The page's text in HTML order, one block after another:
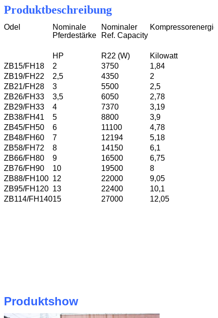
Produktbeschreibung
Odel
Nominale
Pferdestärke
Nominaler
Ref. Capacity
Kompressorenergie
HP R22 (W)
Kilowatt
ZB15/FH18
2 3750
1,84
ZB19/FH22
2,5 4350
2
ZB21/FH28
3 5500
2,5
ZB26/FH33
3,5 6050
2,78
ZB29/FH33
4 7370
3,19
ZB38/FH41
5 8800
3,9
ZB45/FH50
6 11100
4,78
ZB48/FH60
7 12194
5,18
ZB58/FH72
8 14150
6,1
ZB66/FH80
9 16500
6,75
ZB76/FH90
10 19500
8
ZB88/FH100 12 22000
9,05
ZB95/FH120 13 22400
10,1
ZB114/FH14015 27000 12,05
Produktshow